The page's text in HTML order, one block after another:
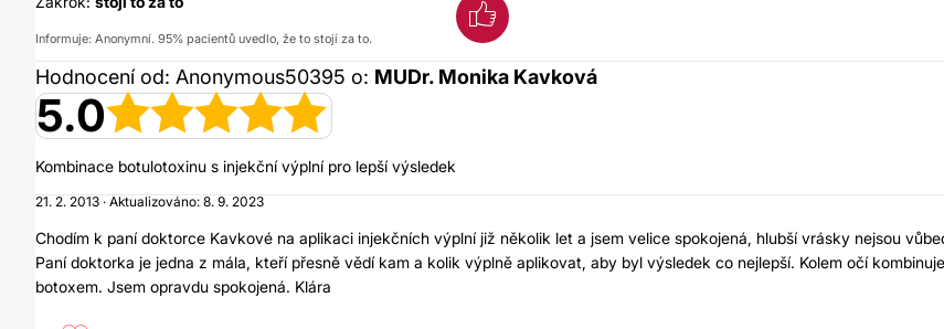
Informuje: Anonymní. 95% pacientů uvedlo, že to stojí za to.
Hodnocení od: Anonymous50395 o: MUDr. Monika Kavková
5.0
Kombinace botulotoxinu s injekční výplní pro lepší výsledek
21. 2. 2013 · Aktualizováno: 8. 9. 2023
Chodím k paní doktorce Kavkové na aplikaci injekčních výplní již několik let a jsem velice spokojená, hlubší vrásky nejsou
Paní doktorka je jedna z mála, kteří přesně vědí kam a kolik výplně aplikovat, aby byl výsledek co nejlepší. Kolem očí
botoxem. Jsem opravdu spokojená. Klára